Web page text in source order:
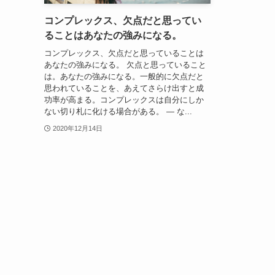
コンプレックス、欠点だと思ってい
ることはあなたの強みになる。
コンプレックス、欠点だと思っていることは
あなたの強みになる。 欠点と思っていること
は。あなたの強みになる。一般的に欠点だと
思われていることを、あえてさらけ出すと成
功率が高まる。コンプレックスは自分にしか
ない切り札に化ける場合がある。 — な...
2020年12月14日